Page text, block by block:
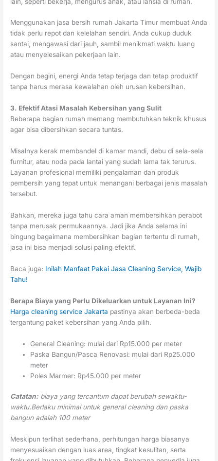
Menggunakan jasa bersih rumah Jakarta Timur membuat Anda
tidak perlu repot dan kelelahan sendiri. Anda cukup duduk
santai, mengawasi dari jauh, sambil menikmati waktu luang
atau menyelesaikan pekerjaan lain.
Dengan begini, energi Anda tetap terjaga dan tetap produktif
tanpa harus merasa kewalahan oleh urusan kebersihan.
3. Efektif Atasi Masalah Kebersihan yang Sulit
Beberapa bagian rumah memang membutuhkan teknik khusus
agar bisa dibersihkan secara tuntas.
Misalnya kerak membandel di kamar mandi, debu di sela-sela
furnitur, atau noda pada lantai yang sudah lama tak terurus.
Layanan profesional memiliki pengalaman dan produk
pembersih yang tepat untuk menangani berbagai jenis masalah
tersebut.
Bahkan, mereka juga tahu cara aman membersihkan perabot
tanpa merusak permukaannya. Jadi jika Anda selama ini
bingung bagaimana membersihkan bagian tertentu di rumah,
jasa ini bisa menjadi solusi paling efektif.
Baca juga: Inilah Manfaat Pakai Jasa Cleaning Service, Wajib
Tahu!
Berapa Biaya yang Perlu Dikeluarkan untuk Layanan Ini?
Harga cleaning service Jakarta pastinya akan berbeda-beda
tergantung paket kebersihan yang Anda pilih.
General Cleaning: mulai dari Rp15.000 per meter
Paska Bangun/Pasca Renovasi: mulai dari Rp25.000
meter
Poles Marmer: Rp45.000 per meter
Catatan: biaya yang tercantum dapat berubah sewaktu-
waktu.Berlaku minimal untuk general cleaning dan paska
bangun adalah 100 meter
Meskipun terlihat sederhana, perhitungan harga biasanya
menyesuaikan dengan luas area, tingkat kesulitan, serta